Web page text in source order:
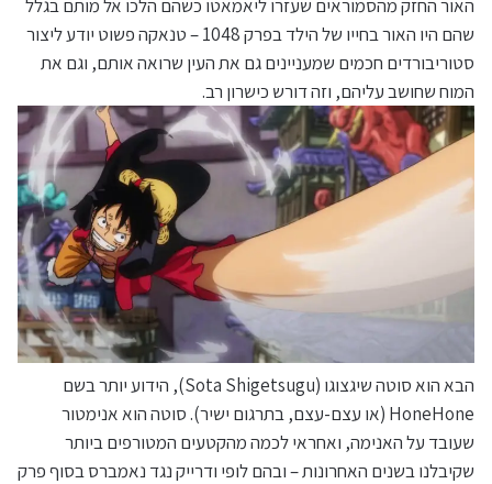
האור החזק מהסמוראים שעזרו ליאמאטו כשהם הלכו אל מותם בגלל
שהם היו האור בחייו של הילד בפרק 1048 – טנאקה פשוט יודע ליצור
סטוריבורדים חכמים שמעניינים גם את העין שרואה אותם, וגם את
המוח שחושב עליהם, וזה דורש כישרון רב.
הבא הוא סוטה שיגצוגו (Sota Shigetsugu), הידוע יותר בשם
HoneHone (או עצם-עצם, בתרגום ישיר). סוטה הוא אנימטור
שעובד על האנימה, ואחראי לכמה מהקטעים המטורפים ביותר
שקיבלנו בשנים האחרונות – ובהם לופי ודרייק נגד נאמברס בסוף פרק